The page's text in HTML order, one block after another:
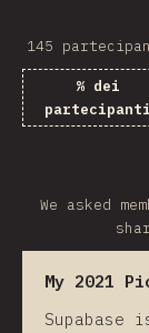
145
% dei
partecipanti
We asked
My 2021
Supabase